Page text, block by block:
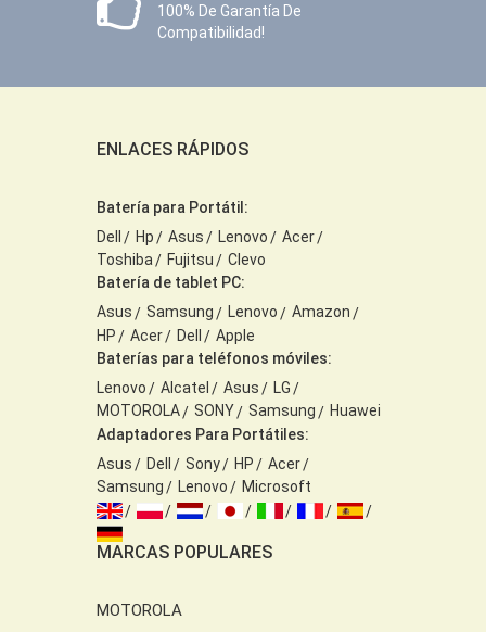
100% De Garantía De
Compatibilidad!
ENLACES RÁPIDOS
Batería para Portátil:
Dell
Hp Asus Lenovo
Acer
Toshiba
Fujitsu
Clevo
Batería de tablet PC:
Asus
Samsung Lenovo
Amazon
HP
Acer Dell
Apple
Baterías para teléfonos móviles:
Lenovo
Alcatel Asus
LG
MOTOROLA
SONY Samsung
Huawei
Adaptadores Para Portátiles:
Asus
Dell Sony HP
Acer
Samsung
Lenovo Microsoft
MARCAS POPULARES
MOTOROLA